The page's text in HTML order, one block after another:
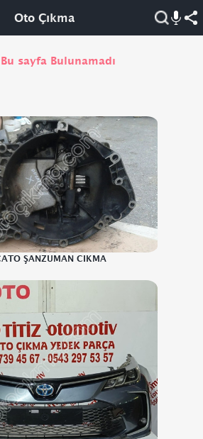
Oto Çıkma
sayfa Bulunamadı
ŞANZUMAN CIKMA